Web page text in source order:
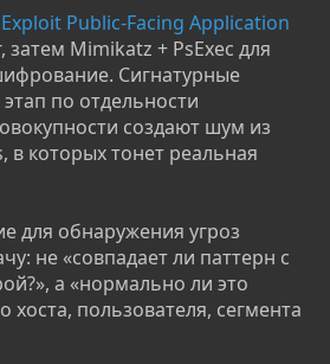
Exploit Public-Facing Application
Mimikatz + PsExec для
Сигнатурные
по отдельности
создают шум из
в которых тонет реальная
для обнаружения угроз
не «совпадает ли паттерн с
а «нормально ли это
хоста, пользователя, сегмента